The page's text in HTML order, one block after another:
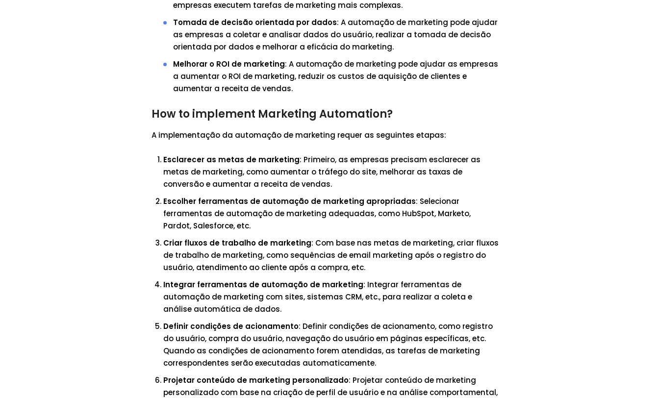
empresas executem tarefas de marketing mais complexas.
Tomada de decisão orientada por dados: A automação de marketing pode ajudar
as empresas a coletar e analisar dados do usuário, realizar a tomada de decisão
orientada por dados e melhorar a eficácia do marketing.
Melhorar o ROI de marketing: A automação de marketing pode ajudar as empresas
a aumentar o ROI de marketing, reduzir os custos de aquisição de clientes e
aumentar a receita de vendas.
How to implement Marketing Automation?
A implementação da automação de marketing requer as seguintes etapas:
Esclarecer as metas de marketing: Primeiro, as empresas precisam esclarecer as
metas de marketing, como aumentar o tráfego do site, melhorar as taxas de
conversão e aumentar a receita de vendas.
Escolher ferramentas de automação de marketing apropriadas: Selecionar
ferramentas de automação de marketing adequadas, como HubSpot, Marketo,
Pardot, Salesforce, etc.
Criar fluxos de trabalho de marketing: Com base nas metas de marketing, criar fluxos
de trabalho de marketing, como sequências de email marketing após o registro do
usuário, atendimento ao cliente após a compra, etc.
Integrar ferramentas de automação de marketing: Integrar ferramentas de
automação de marketing com sites, sistemas CRM, etc., para realizar a coleta e
análise automática de dados.
Definir condições de acionamento: Definir condições de acionamento, como registro
do usuário, compra do usuário, navegação do usuário em páginas específicas, etc.
Quando as condições de acionamento forem atendidas, as tarefas de marketing
correspondentes serão executadas automaticamente.
Projetar conteúdo de marketing personalizado: Projetar conteúdo de marketing
personalizado com base na criação de perfil de usuário e na análise comportamental,